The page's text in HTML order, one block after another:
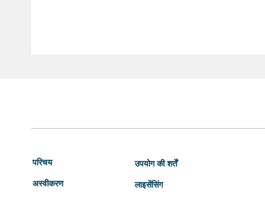
परिचय
अस्वीकरण
उपयोग की शर्तें
लाइसेंसिंग